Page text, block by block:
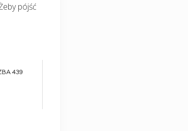
pójść
439